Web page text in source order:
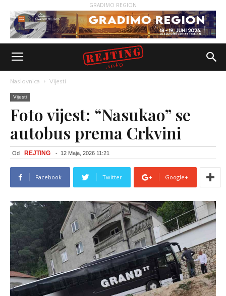
GRADIMO REGION
Naslovnica Vijesti
Vijesti
Foto vijest: “Nasukao” se
autobus prema Crkvini
Od REJTING - 12 Maja, 2026 11:21
Facebook Twitter Google+